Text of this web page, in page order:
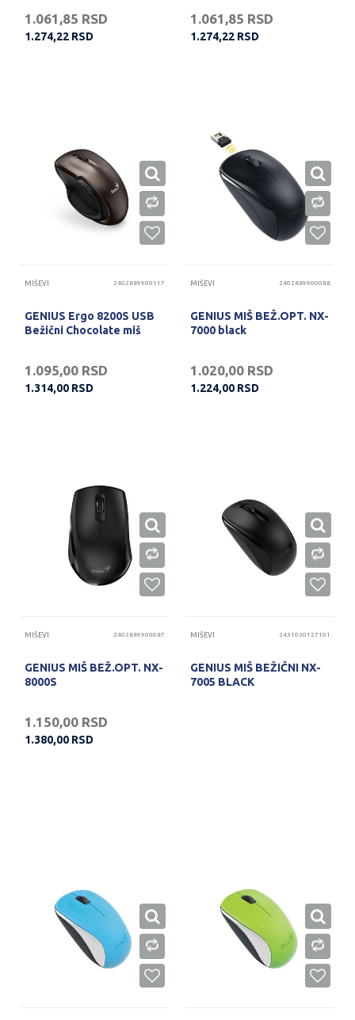
1.061,85 RSD
1.274,22 RSD
1.061,85 RSD
1.274,22 RSD
MIŠEVI 2402889900117
GENIUS Ergo 8200S USB
Bežični Chocolate miš
1.095,00 RSD
1.314,00 RSD
MIŠEVI 2402889900088
GENIUS MIŠ BEŽ.OPT. NX-
7000 black
1.020,00 RSD
1.224,00 RSD
MIŠEVI 2402889900087
GENIUS MIŠ BEŽ.OPT. NX-
8000S
1.150,00 RSD
1.380,00 RSD
MIŠEVI 2431030127101
GENIUS MIŠ BEŽIČNI NX-
7005 BLACK